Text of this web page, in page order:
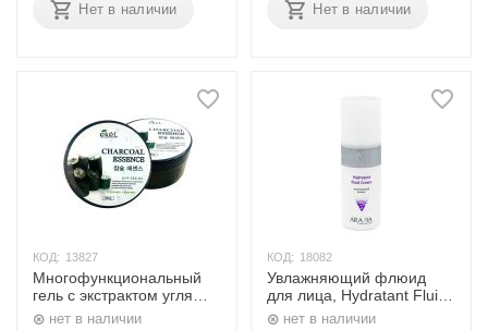
Нет в наличии Нет в наличии
КОД: 13827
Многофункциональный
гель с экстрактом угля
300 гр. Ekel
нет в наличии
КОД: 18082
Увлажняющий флюид
для лица, Hydratant Fluid
Cream 150 мл. Aravia
нет в наличии